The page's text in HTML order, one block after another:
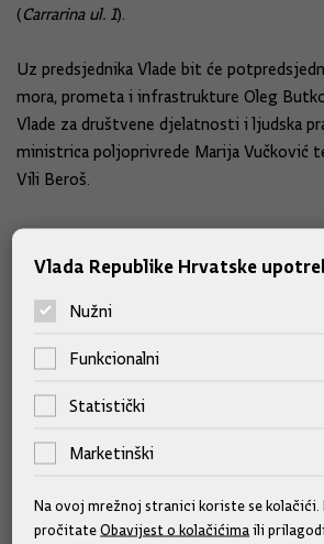
(Carrarina ul. 1).
Uz predsjednika Vlade bit će
mora, prometa i infrastrukture Oleg
Vlade za društvene djelatnosti i ljudska
ministrica poljoprivrede Marija Vučković
Vili Beroš.
Slične vijesti
Vlada Republike Hrvatske
Nužni
Funkcionalni
Statistički
Marketinški
Na ovoj mrežnoj stranici koriste se kolačići.
pročitateObavijest o kolačićima ili